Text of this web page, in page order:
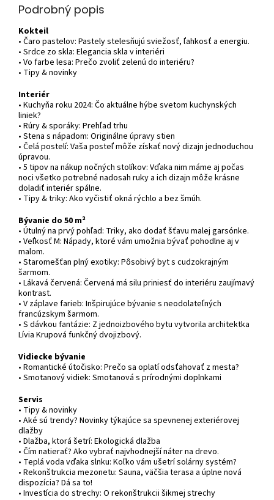
Podrobný popis
Kokteil
• Čaro pastelov: Pastely stelesňujú sviežosť, ľahkosť a energiu.
• Srdce zo skla: Elegancia skla v interiéri
• Vo farbe lesa: Prečo zvoliť zelenú do interiéru?
• Tipy & novinky
Interiér
• Kuchyňa roku 2024: Čo aktuálne hýbe svetom kuchynských
liniek?
• Rúry & sporáky: Prehľad trhu
• Stena s nápadom: Originálne úpravy stien
• Čelá postelí: Vaša posteľ môže získať nový dizajn jednoduchou
úpravou.
• 5 tipov na nákup nočných stolíkov: Vďaka nim máme aj počas
noci všetko potrebné nadosah ruky a ich dizajn môže krásne
doladiť interiér spálne.
• Tipy & triky: Ako vyčistiť okná rýchlo a bez šmúh.
Bývanie do 50 m²
• Útulný na prvý pohľad: Triky, ako dodať šťavu malej garsónke.
• Veľkosť M: Nápady, ktoré vám umožnia bývať pohodlne aj v
malom.
• Staromešťan plný exotiky: Pôsobivý byt s cudzokrajným
šarmom.
• Lákavá červená: Červená má silu priniesť do interiéru zaujímavý
kontrast.
• V záplave farieb: Inšpirujúce bývanie s neodolateľných
francúzskym šarmom.
• S dávkou fantázie: Z jednoizbového bytu vytvorila architektka
Lívia Krupová funkčný dvojizbový.
Vidiecke bývanie
• Romantické útočisko: Prečo sa oplatí odsťahovať z mesta?
• Smotanový vidiek: Smotanová s prírodnými doplnkami
Servis
• Tipy & novinky
• Aké sú trendy? Novinky týkajúce sa spevnenej exteriérovej
dlažby
• Dlažba, ktorá šetrí: Ekologická dlažba
• Čím natierať? Ako vybrať najvhodnejší náter na drevo.
• Teplá voda vďaka slnku: Koľko vám ušetrí solárny systém?
• Rekonštrukcia mezonetu: Sauna, väčšia terasa a úplne nová
dispozícia? Dá sa to!
• Investícia do strechy: O rekonštrukcii šikmej strechy